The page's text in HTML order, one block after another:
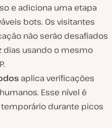
e adiciona uma etapa
bots. Os visitantes
não serão desafiados
dias usando o mesmo
aplica verificações
Esse nível é
durante picos